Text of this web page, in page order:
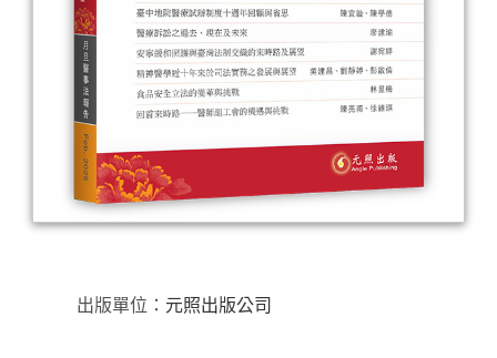
出版單位： 元照出版公司